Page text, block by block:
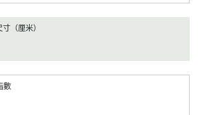
（厘米）
數